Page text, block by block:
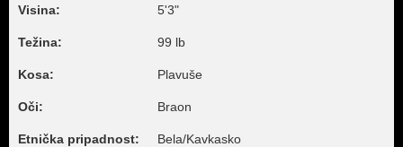
Visina: 5'3"
Težina: 99 lb
Kosa: Plavuše
Oči: Braon
Etnička pripadnost: Bela/Kavkasko